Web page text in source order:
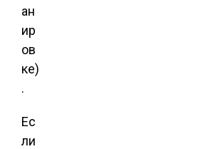
ан
ир
ов
ке)
.
Ес
ли